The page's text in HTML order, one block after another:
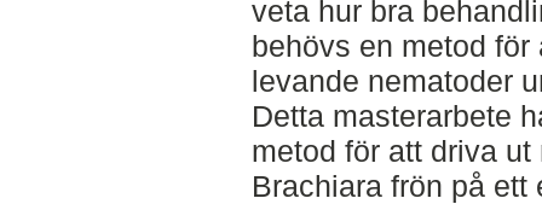
veta hur bra
behövs en metod
levande nematoder
Detta masterarbete
metod för att driva ut
Brachiara frön på